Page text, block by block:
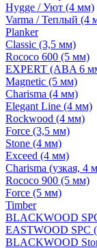
Hygge / Уют (4 мм)
Varma / Теплый (4
Planker
Classic (3,5 мм)
Rococo 600 (5 мм)
EXPERT (ABA 6
Magnetic (5 мм)
Charisma (4 мм)
Elegant Line (4 мм)
Rockwood (4 мм)
Force (3,5 мм)
Stone (4 мм)
Exceed (4 мм)
Charisma (узкая, 4
Rococo 900 (5 мм)
Force (5 мм)
Timber
BLACKWOOD
EASTWOOD SPC
BLACKWOOD